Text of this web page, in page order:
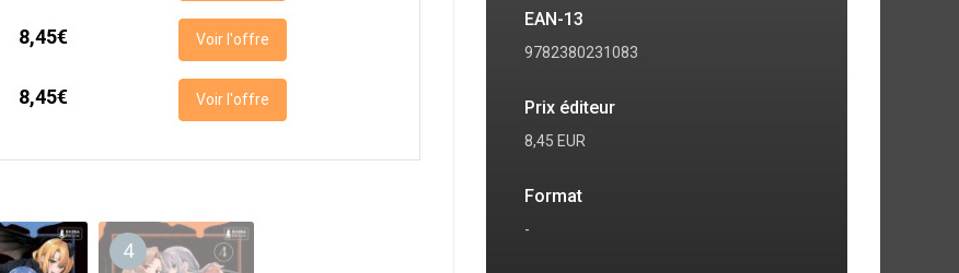
8,45€ Voir l'offre
8,45€ Voir l'offre
4
EAN-13
9782380231083
Prix éditeur
8,45 EUR
Format
-